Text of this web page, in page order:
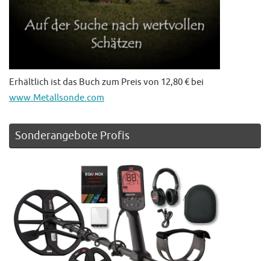
Erhältlich ist das Buch zum Preis von 12,80 € bei
www.Metallsonde.com
Sonderangebote Profis